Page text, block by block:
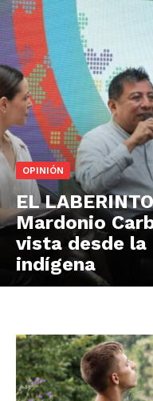
+ Todas las formas de
OPINIÓN
EL
Mardonio
vista desde la
indígena